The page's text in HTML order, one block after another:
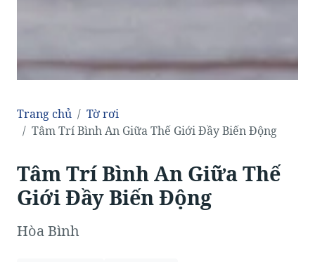
Trang chủ
Tờ rơi
Tâm Trí Bình An Giữa Thế Giới Đầy Biến Động
Tâm Trí Bình An Giữa Thế
Giới Đầy Biến Động
Hòa Bình